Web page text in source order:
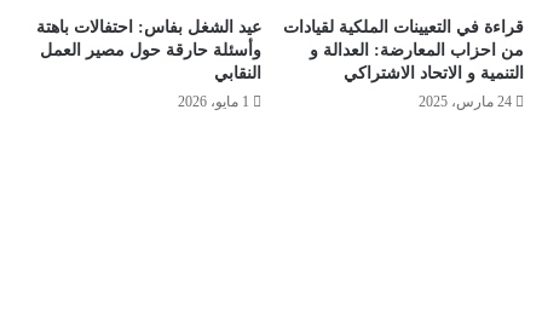
قراءة في التعيينات الملكية لقيادات
من احزاب المعارضة: العدالة و
التنمية و الاتحاد الاشتراكي
24 مارس، 2025
عيد الشغل بفاس: احتفالات باهتة
وأسئلة حارقة حول مصير العمل
النقابي
1 مايو، 2026